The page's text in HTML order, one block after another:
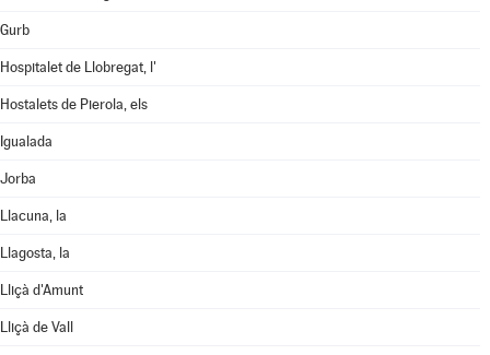
Gurb
Hospitalet de Llobregat, l'
Hostalets de Pierola, els
Igualada
Jorba
Llacuna, la
Llagosta, la
Lliçà d'Amunt
Lliçà de Vall